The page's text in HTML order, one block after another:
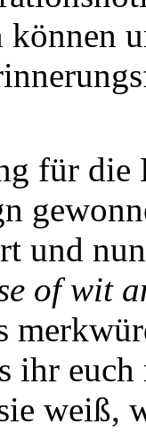
können
für die
und
of wit
ihr
weiß,